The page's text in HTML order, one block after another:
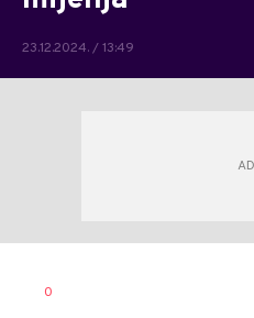
23.12.2024. / 13:49
0